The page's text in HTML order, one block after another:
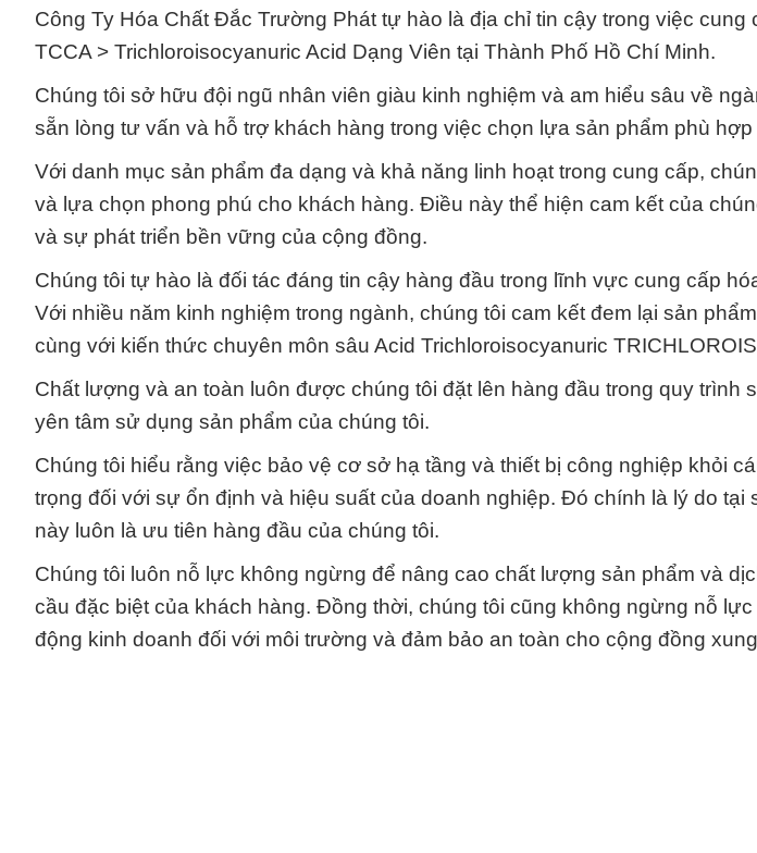
Công Ty Hóa Chất Đắc Trường Phát tự hào là địa chỉ tin cậy trong việc cung
TCCA > Trichloroisocyanuric Acid Dạng Viên tại Thành Phố Hồ Chí Minh.
Chúng tôi sở hữu đội ngũ nhân viên giàu kinh nghiệm và am hiểu sâu về
sẵn lòng tư vấn và hỗ trợ khách hàng trong việc chọn lựa sản phẩm phù
Với danh mục sản phẩm đa dạng và khả năng linh hoạt trong cung cấp,
và lựa chọn phong phú cho khách hàng. Điều này thể hiện cam kết của
và sự phát triển bền vững của cộng đồng.
Chúng tôi tự hào là đối tác đáng tin cậy hàng đầu trong lĩnh vực cung cấp
Với nhiều năm kinh nghiệm trong ngành, chúng tôi cam kết đem lại sản
cùng với kiến thức chuyên môn sâu Acid Trichloroisocyanuric
Chất lượng và an toàn luôn được chúng tôi đặt lên hàng đầu trong quy trình
yên tâm sử dụng sản phẩm của chúng tôi.
Chúng tôi hiểu rằng việc bảo vệ cơ sở hạ tầng và thiết bị công nghiệp khỏi
trọng đối với sự ổn định và hiệu suất của doanh nghiệp. Đó chính là lý do tại
này luôn là ưu tiên hàng đầu của chúng tôi.
Chúng tôi luôn nỗ lực không ngừng để nâng cao chất lượng sản phẩm và
cầu đặc biệt của khách hàng. Đồng thời, chúng tôi cũng không ngừng nỗ
động kinh doanh đối với môi trường và đảm bảo an toàn cho cộng đồng